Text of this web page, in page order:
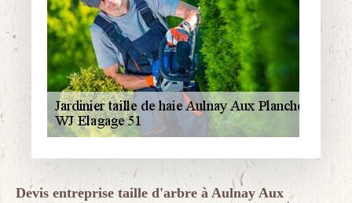
Devis entreprise taille d'arbre à Aulnay Aux